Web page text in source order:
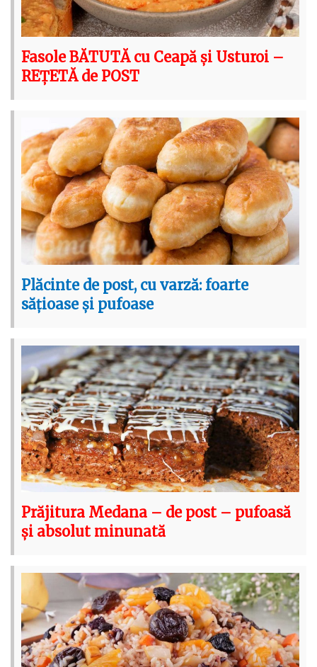
Fasole BĂTUTĂ cu Ceapă și Usturoi –
REȚETĂ de POST
Plăcinte de post, cu varză: foarte
sățioase și pufoase
Prăjitura Medana – de post – pufoasă
și absolut minunată